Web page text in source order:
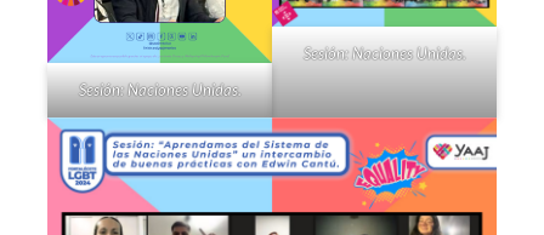
Sesión: Naciones Unidas.
Sesión: Naciones Unidas.